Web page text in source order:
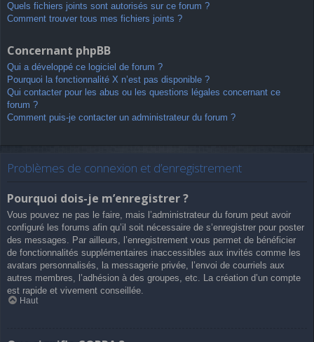
Quels fichiers joints sont autorisés sur ce forum ?
Comment trouver tous mes fichiers joints ?
Concernant phpBB
Qui a développé ce logiciel de forum ?
Pourquoi la fonctionnalité X n’est pas disponible ?
Qui contacter pour les abus ou les questions légales concernant ce
forum ?
Comment puis-je contacter un administrateur du forum ?
Problèmes de connexion et d’enregistrement
Pourquoi dois-je m’enregistrer ?
Vous pouvez ne pas le faire, mais l’administrateur du forum peut avoir
configuré les forums afin qu’il soit nécessaire de s’enregistrer pour poster
des messages. Par ailleurs, l’enregistrement vous permet de bénéficier
de fonctionnalités supplémentaires inaccessibles aux invités comme les
avatars personnalisés, la messagerie privée, l’envoi de courriels aux
autres membres, l’adhésion à des groupes, etc. La création d’un compte
est rapide et vivement conseillée.
Haut